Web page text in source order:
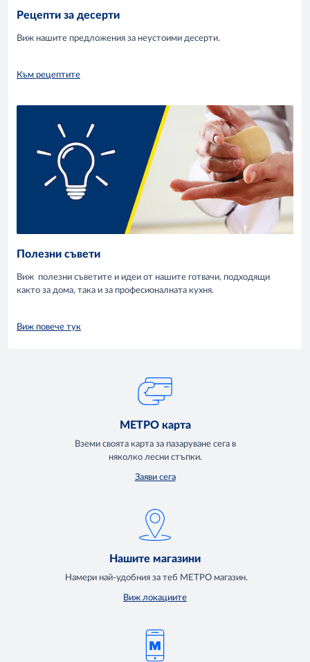
Рецепти за десерти
Виж нашите предложения за неустоими десерти.
Към рецептите
Полезни съвети
Виж полезни съветите и идеи от нашите готвачи, подходящи
както за дома, така и за професионалната кухня.
Виж повече тук
МЕТРО карта
Вземи своята карта за пазаруване сега в
няколко лесни стъпки.
Заяви сега
Нашите магазини
Намери най-удобния за теб МЕТРО магазин.
Виж локациите